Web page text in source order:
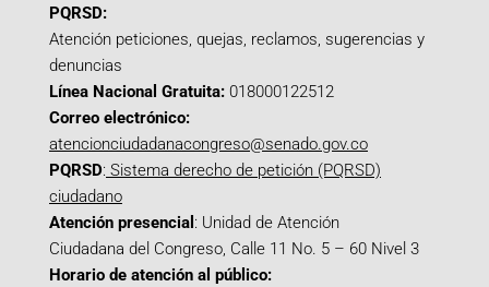
PQRSD:
Atención peticiones, quejas, reclamos, sugerencias y
denuncias
Línea Nacional Gratuita: 018000122512
Correo electrónico:
atencionciudadanacongreso@senado.gov.co
PQRSD: Sistema derecho de petición (PQRSD)
ciudadano
Atención presencial : Unidad de Atención
Ciudadana del Congreso, Calle 11 No. 5 – 60 Nivel 3
Horario de atención al público: